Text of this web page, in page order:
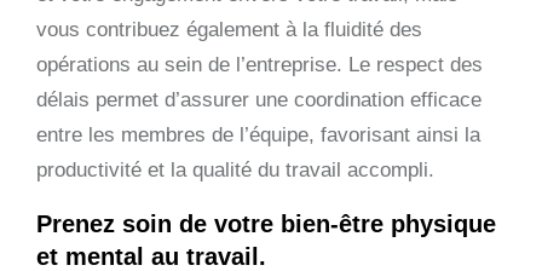
vous contribuez également à la fluidité des
opérations au sein de l’entreprise. Le respect des
délais permet d’assurer une coordination efficace
entre les membres de l’équipe, favorisant ainsi la
productivité et la qualité du travail accompli.
Prenez soin de votre bien-être physique
et mental au travail.